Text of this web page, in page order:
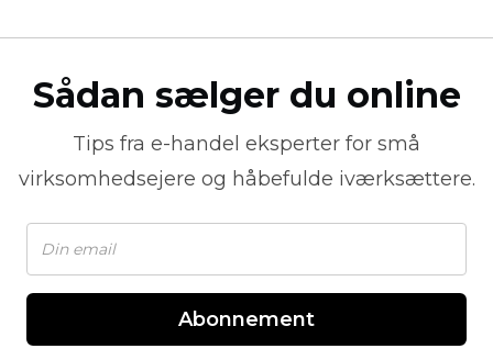
Sådan sælger du online
Tips fra e-handel eksperter for små
virksomhedsejere og håbefulde iværksættere.
Abonnement